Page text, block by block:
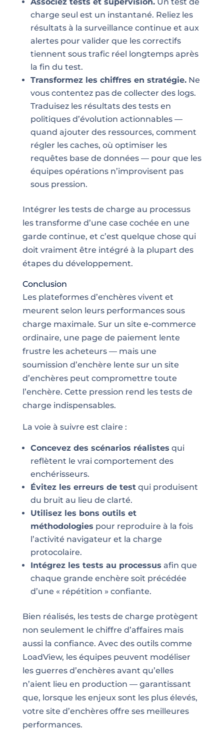
charge seul est un instantané. Reliez les
résultats à la surveillance continue et aux
alertes pour valider que les correctifs
tiennent sous trafic réel longtemps après
la fin du test.
Transformez les chiffres en stratégie.Ne
vous contentez pas de collecter des logs.
Traduisez les résultats des tests en
politiques d’évolution actionnables —
quand ajouter des ressources, comment
régler les caches, où optimiser les
requêtes base de données — pour que les
équipes opérations n’improvisent pas
sous pression.
Intégrer les tests de charge au processus
les transforme d’une case cochée en une
garde continue, et c’est quelque chose qui
doit vraiment être intégré à la plupart des
étapes du développement.
Conclusion
Les plateformes d’enchères vivent et
meurent selon leurs performances sous
charge maximale. Sur un site e-commerce
ordinaire, une page de paiement lente
frustre les acheteurs — mais une
soumission d’enchère lente sur un site
d’enchères peut compromettre toute
l’enchère. Cette pression rend les tests de
charge indispensables.
La voie à suivre est claire :
Concevez des scénarios réalistes qui
reflètent le vrai comportement des
enchérisseurs.
Évitez les erreurs de testqui produisent
du bruit au lieu de clarté.
Utilisez les bons outils et
méthodologies pour reproduire à la fois
l’activité navigateur et la charge
protocolaire.
Intégrez les tests au processus afin que
chaque grande enchère soit précédée
d’une « répétition » confiante.
Bien réalisés, les tests de charge protègent
non seulement le chiffre d’affaires mais
aussi la confiance. Avec des outils comme
LoadView, les équipes peuvent modéliser
les guerres d’enchères avant qu’elles
n’aient lieu en production — garantissant
que, lorsque les enjeux sont les plus élevés,
votre site d’enchères offre ses meilleures
performances.